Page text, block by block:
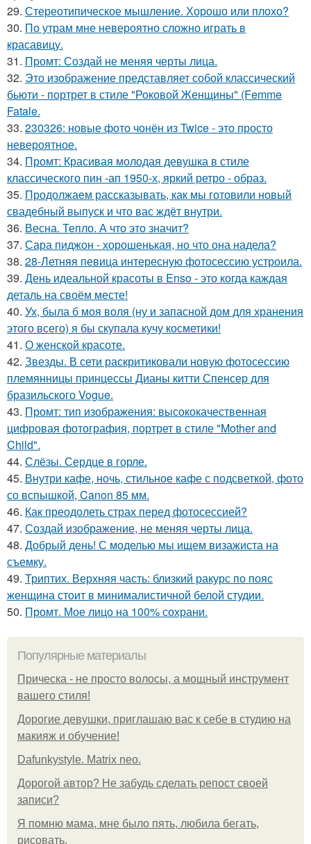
29. Стереотипическое мышление. Хорошо или плохо?
30. По утрам мне невероятно сложно играть в
красавицу.
31. Промт: Создай не меняя черты лица.
32. Это изображение представляет собой классический
бьюти - портрет в стиле "Роковой Женщины" (Femme
Fatale.
33. 230326: новые фото чонён из Twice - это просто
невероятное.
34. Промт: Красивая молодая девушка в стиле
классического пин -ап 1950-х, яркий ретро - образ.
35. Продолжаем рассказывать, как мы готовили новый
свадебный выпуск и что вас ждёт внутри.
36. Весна. Тепло. А что это значит?
37. Сара пиджон - хорошенькая, но что она надела?
38. 28-Летняя певица интересную фотосессию устроила.
39. День идеальной красоты в Enso - это когда каждая
деталь на своём месте!
40. Ух, была б моя воля (ну и запасной дом для хранения
этого всего) я бы скупала кучу косметики!
41. О женской красоте.
42. Звезды. В сети раскритиковали новую фотосессию
племянницы принцессы Дианы китти Спенсер для
бразильского Vogue.
43. Промт: тип изображения: высококачественная
цифровая фотография, портрет в стиле "Mother and
Child".
44. Слёзы. Сердце в горле.
45. Внутри кафе, ночь, стильное кафе с подсветкой, фото
со вспышкой, Canon 85 мм.
46. Как преодолеть страх перед фотосессией?
47. Создай изображение, не меняя черты лица.
48. Добрый день! С моделью мы ищем визажиста на
съемку.
49. Триптих. Верхняя часть: близкий ракурс по пояс
женщина стоит в минималистичной белой студии.
50. Промт. Мое лицо на 100% сохрани.
Популярные материалы
Прическа - не просто волосы, а мощный инструмент
вашего стиля!
Дорогие девушки, приглашаю вас к себе в студию на
макияж и обучение!
Dafunkystyle. Matrix neo.
Дорогой автор? Не забудь сделать репост своей
записи?
Я помню мама, мне было пять, любила бегать,
рисовать.